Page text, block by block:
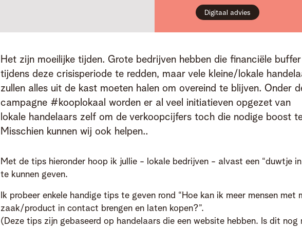
Digitaal advies
Het zijn moeilijke tijden. Grote bedrijven hebben die financiële
tijdens deze crisisperiode te redden, maar vele kleine/lokale
zullen alles uit de kast moeten halen om overeind te blijven. Onder
campagne #kooplokaal worden er al veel initiatieven opgezet van
lokale handelaars zelf om de verkoopcijfers toch die nodige boost
Misschien kunnen wij ook helpen..
Met de tips hieronder hoop ik jullie - lokale bedrijven - alvast een “duwtje in
te kunnen geven.
Ik probeer enkele handige tips te geven rond “Hoe kan ik meer mensen met
zaak/product in contact brengen en laten kopen?”.
(Deze tips zijn gebaseerd op handelaars die een website hebben. Is dit nog